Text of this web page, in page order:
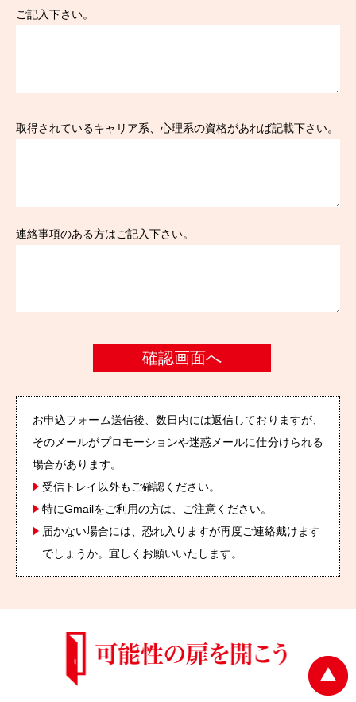
ご記入下さい。
取得されているキャリア系、心理系の資格があれば記載下さい。
連絡事項のある方はご記入下さい。
お申込フォーム送信後、数日内には返信しておりますが、
そのメールがプロモーションや迷惑メールに仕分けられる
場合があります。
受信トレイ以外もご確認ください。
特にGmailをご利用の方は、ご注意ください。
届かない場合には、恐れ入りますが再度ご連絡戴けます
でしょうか。宜しくお願いいたします。